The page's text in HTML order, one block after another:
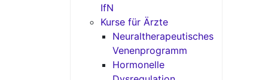
IfN
Kurse für Ärzte
Neuraltherapeutisches
Venenprogramm
Hormonelle